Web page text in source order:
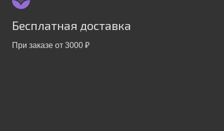
Бесплатная доставка
При заказе от 3000 ₽